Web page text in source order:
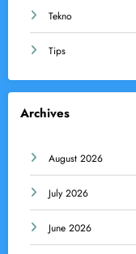
Tekno
Tips
Archives
August 2026
July 2026
June 2026